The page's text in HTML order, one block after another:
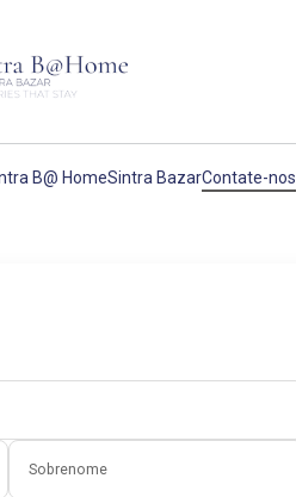
B@ HomeSintra BazarContate-nos
Sobrenome